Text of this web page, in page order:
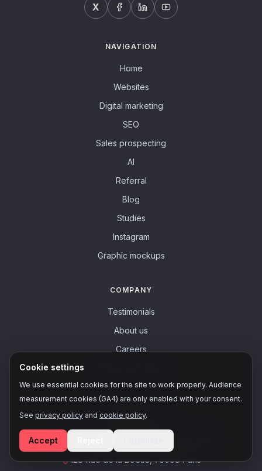
Cookie settings
We use essential cookies for the site to work properly. Audience
measurement cookies (GA4) are only enabled with your consent.
See privacy policy and cookie policy.
Accept
X
NAVIGATION
Home
Websites
Digital marketing
SEO
Sales prospecting
AI
Referral
Blog
Studies
Instagram
Graphic mockups
COMPANY
Testimonials
About us
Careers
CONTACT US
Contact page
128 Rue de la Boétie, 75008 Paris